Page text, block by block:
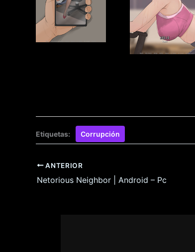
Etiquetas: Corrupción
ANTERIOR
Netorious Neighbor | Android – Pc